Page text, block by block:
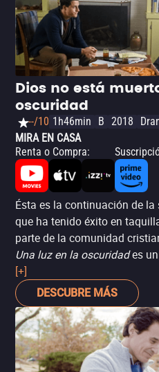
Dios no está
oscuridad
--/10 1h46min B 2018
MIRA EN CASA
Renta o Compra:
Ésta es la continuación de la
que ha tenido éxito en
parte de la comunidad
Una luz en la oscuridades
disfrutarán los practicantes
sientan curiosidad de
[+]
DESCUBRE MÁS